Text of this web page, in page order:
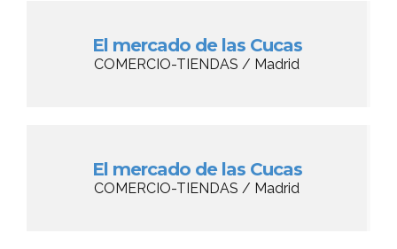
El mercado de las Cucas
COMERCIO-TIENDAS / Madrid
El mercado de las Cucas
COMERCIO-TIENDAS / Madrid